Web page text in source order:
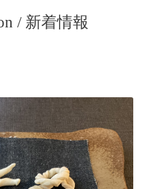
/ 新着情報